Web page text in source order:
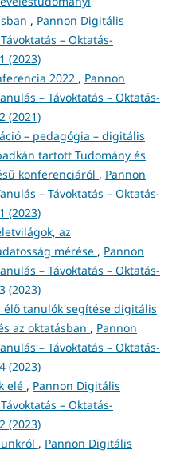
, Pannon Digitális
– Oktatás-
(2023)
2022 , Pannon
– Távoktatás – Oktatás-
(2021)
– pedagógia – digitális
tartott Tudomány és
konferenciáról , Pannon
– Távoktatás – Oktatás-
(2023)
az
mérése , Pannon
– Távoktatás – Oktatás-
(2023)
élő tanulók segítése digitális
az oktatásban , Pannon
– Távoktatás – Oktatás-
(2023)
elé , Pannon Digitális
– Oktatás-
(2023)
, Pannon Digitális